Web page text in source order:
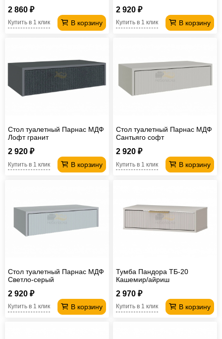
2 860 ₽
В корзину
Купить в 1 клик
2 920 ₽
В корзину
Купить в 1 клик
Стол туалетный Парнас МДФ
Лофт гранит
2 920 ₽
В корзину
Купить в 1 клик
Стол туалетный Парнас МДФ
Сантьяго софт
2 920 ₽
В корзину
Купить в 1 клик
Стол туалетный Парнас МДФ
Светло-серый
2 920 ₽
В корзину
Купить в 1 клик
Тумба Пандора ТБ-20
Кашемир/айриш
2 970 ₽
В корзину
Купить в 1 клик